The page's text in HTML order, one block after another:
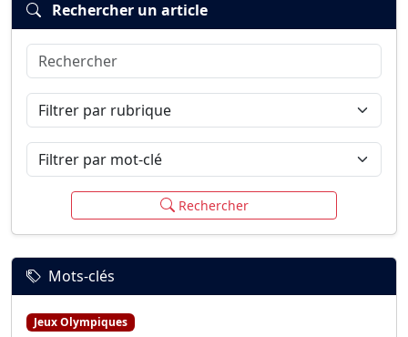
Connexion
Rechercher un article
Rechercher
Filtrer par rubrique
Filtrer par mot-clé
Rechercher
Mots-clés
Jeux Olympiques